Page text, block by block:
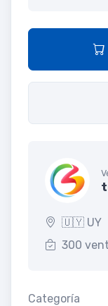
🇺🇾 UY
300
Categoría